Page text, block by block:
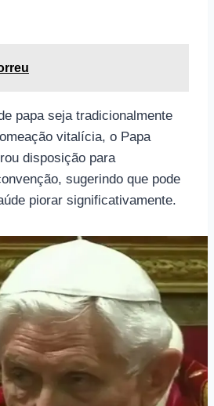
papa seja tradicionalmente
vitalícia, o Papa
disposição para
sugerindo que pode
piorar significativamente.